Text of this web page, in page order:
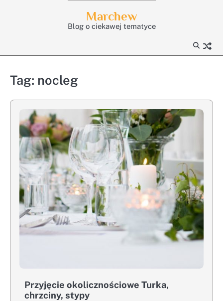
Marchew
Blog o ciekawej tematyce
Tag: nocleg
Przyjęcie okolicznościowe Turka,
chrzciny, stypy